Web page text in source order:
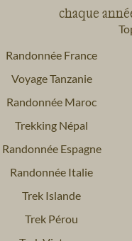
chaque
Randonnée France
Voyage Tanzanie
Randonnée Maroc
Trekking Népal
Randonnée Espagne
Randonnée Italie
Trek Islande
Trek Pérou